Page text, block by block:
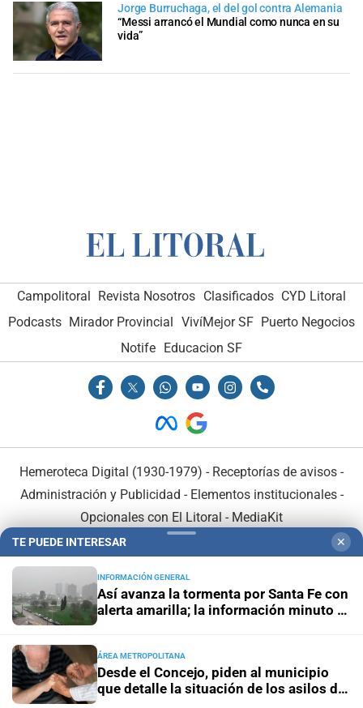
Jorge Burruchaga, el del gol contra Alemania
“Messi arrancó el Mundial como nunca en su
vida”
Campolitoral Revista Nosotros Clasificados CYD Litoral
Podcasts Mirador Provincial VivíMejor SF Puerto Negocios
Notife Educacion SF
Hemeroteca Digital (1930-1979) - Receptorías de avisos -
Administración y Publicidad - Elementos institucionales-
Opcionales con El Litoral - MediaKit
En Asociación con:
TE PUEDE INTERESAR ✕
INFORMACIÓN GENERAL
Así avanza la tormenta por Santa Fe con
alerta amarilla; la información minuto a
ÁREA METROPOLITANA
Desde el Concejo, piden al municipio
que detalle la situación de los asilos de